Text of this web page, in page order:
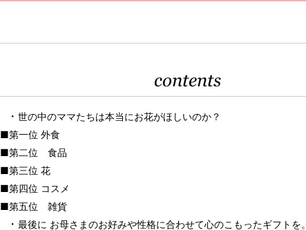
contents
世の中のママたちは本当にお花がほしいのか？
■第一位 外食
■第二位 食品
■第三位 花
■第四位 コスメ
■第五位 雑貨
最後に お母さまのお好みや性格に合わせて心のこもったギフトを。